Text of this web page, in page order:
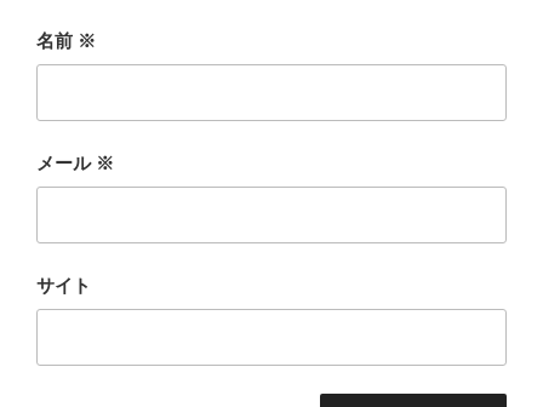
名前 ※
メール ※
サイト